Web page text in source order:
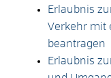
Erlaubnis
Verkehr mit
beantragen
Erlaubnis